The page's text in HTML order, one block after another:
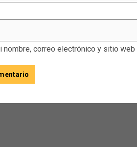
nombre, correo electrónico y sitio